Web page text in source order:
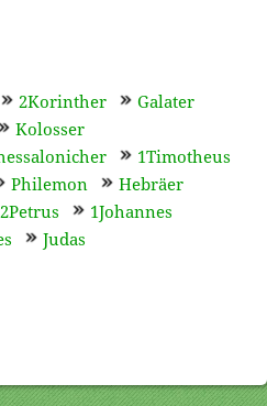
2Korinther
Galater
Kolosser
1Timotheus
Philemon
Hebräer
2Petrus
1Johannes
Judas